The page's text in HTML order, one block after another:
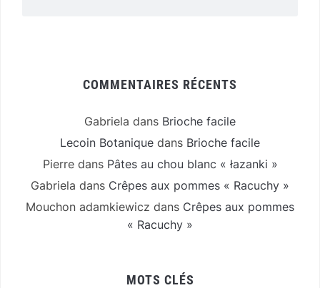
COMMENTAIRES RÉCENTS
Gabriela dans Brioche facile
Lecoin Botanique dans Brioche facile
Pierredans Pâtes au chou blanc « łazanki »
Gabriela dans Crêpes aux pommes « Racuchy »
Mouchon adamkiewicz dans Crêpes aux pommes
« Racuchy »
MOTS CLÉS